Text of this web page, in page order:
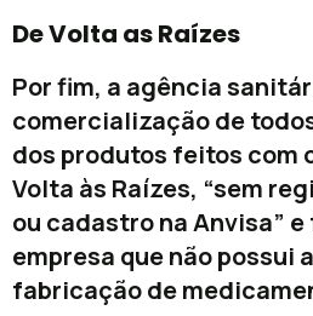
De Volta as Raízes
Por fim, a agência
comercialização de
dos produtos feitos com
Volta às Raízes, “sem
ou cadastro na Anvisa”
empresa que não possui
fabricação de